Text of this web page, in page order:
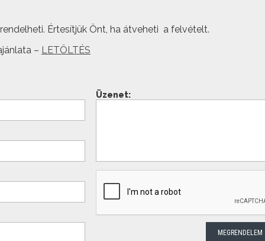
Értesítjük Önt, ha átveheti a felvételt.
– LETÖLTÉS
Üzenet: